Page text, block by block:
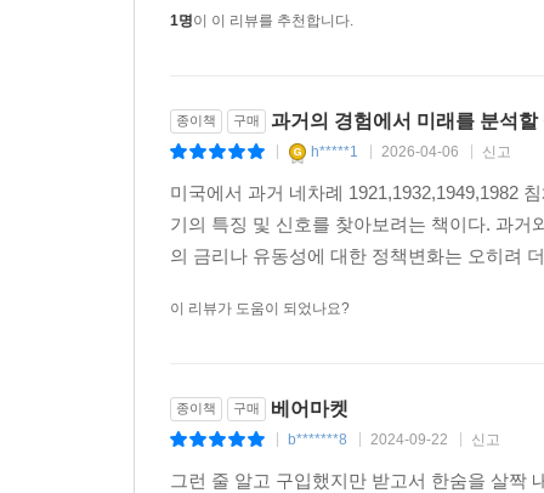
제공하며 투자자들의 심리를 분석하고자 한다.
시장 가격이 어떻게 형성되는지 볼 수 있을 것이다.
흔히 장기화된 침체장에서 악재가 쏟아지고
나타났을 때를 유의하라고 한다. 오랜 하락에
신호임을 눈치채지 못하기도 한다.
금융시장을 공부하는 학생들에게 투자의 고전으
하락장에서도 살아남을 투자 전략을 세울 수 있을
1명이 이 리뷰를 추천합니다.
종이책 구매 과거의 경험에서 미래를 분석할
h*****1 2026-04-06 신고
미국에서 과거 네차례 1921,1932,1949,1982
기의 특징 및 신호를 찾아보려는 책이다. 과
의 금리나 유동성에 대한 정책변화는 오히려
이 리뷰가 도움이 되었나요?
종이책 구매 베어마켓
b*******8 2024-09-22 신고
그런 줄 알고 구입했지만 받고서 한숨을 살짝